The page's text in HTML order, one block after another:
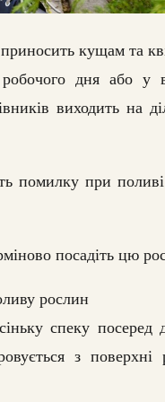
кущам та
робочого дня або у
виходить на
помилку при
посадіть цю
рослин
спеку
з